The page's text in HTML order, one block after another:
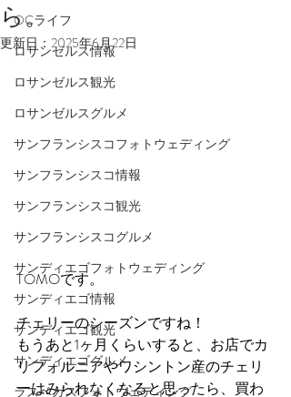
OCライフ
ロサンゼルス情報
ロサンゼルス観光
ロサンゼルスグルメ
サンフランシスコフォトウェディング
サンフランシスコ情報
サンフランシスコ観光
サンフランシスコグルメ
サンディエゴフォトウェディング
サンディエゴ情報
サンディエゴ観光
サンディエゴグルメ
ラスベガスフォトウェディング
ら。
更新日： 2025年6月22日
TOMOです。
チェリーのシーズンですね！
もうあと1ヶ月くらいすると、お店でカ
リフォルニアやワシントン産のチェリ
ーはみられなくなると思ったら、買わ